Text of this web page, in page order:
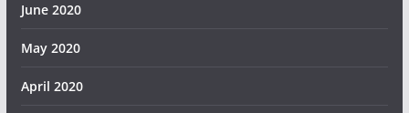
June 2020
May 2020
April 2020